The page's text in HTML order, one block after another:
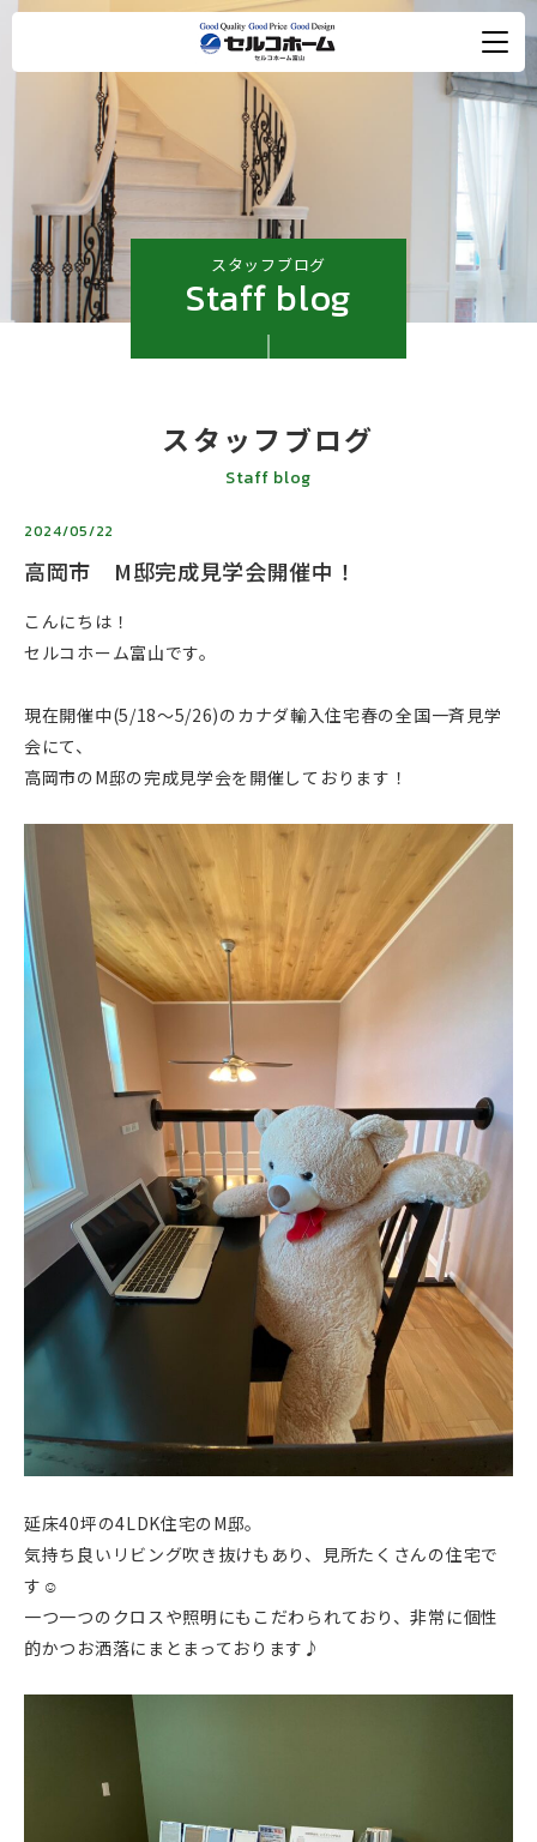
スタッフブログ
Staff blog
スタッフブログ
Staff blog
2024/05/22
高岡市 M邸完成見学会開催中！
こんにちは！
セルコホーム富山です。
現在開催中(5/18～5/26)のカナダ輸入住宅春の全国一斉見学
会にて、
高岡市のM邸の完成見学会を開催しております！
延床40坪の4LDK住宅のM邸。
気持ち良いリビング吹き抜けもあり、見所たくさんの住宅で
す☺
一つ一つのクロスや照明にもこだわられており、非常に個性
的かつお洒落にまとまっております♪